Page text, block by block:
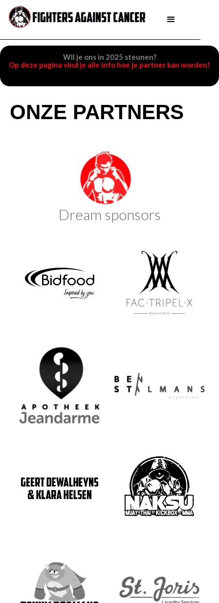
WIl je ons in 2025 steunen?
Op deze pagina vind je alle info hoe je partner kan worden!
ONZE PARTNERS
Dream sponsors